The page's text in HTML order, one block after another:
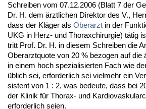
Schrei­ben vom 07.12.2006 (Blatt 7 der
Dr. H. dem ärzt­li­chen Di­rek­tor des V.,
dass der Kläger als Ober­arzt in der
UKG in Herz- und Tho­rax­chir­ur­gie) tätig
tritt Prof. Dr. H. in die­sem Schrei­ben die
Ober­arzt­quo­te von 20 % be­zo­gen auf die
in ei­nem hoch spe­zia­li­sier­ten Fach wie
üblich sei, er­for­der­lich sei viel­mehr ein
sis­tent von 1 : 2, was be­deu­te, dass bei
der Kli­nik für Tho­rax- und
er­for­der­lich sei­en.